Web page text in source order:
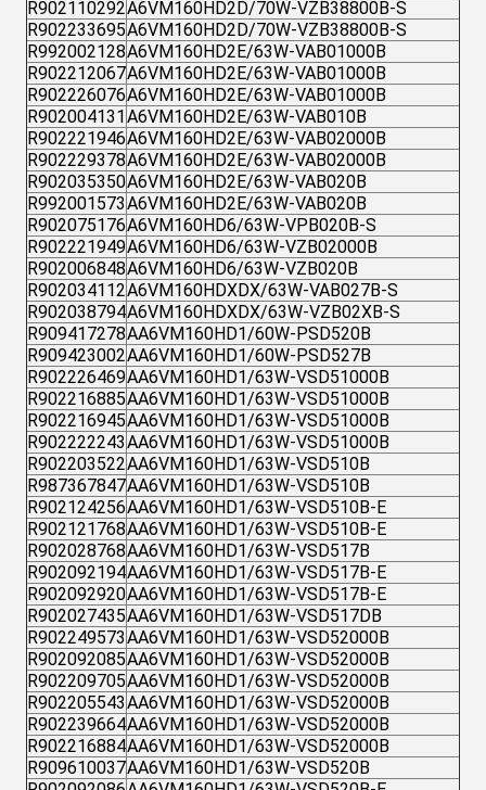
R902110292A6VM160HD2D/70W-VZB38800B-S
R902233695A6VM160HD2D/70W-VZB38800B-S
R992002128A6VM160HD2E/63W-VAB01000B
R902212067A6VM160HD2E/63W-VAB01000B
R902226076A6VM160HD2E/63W-VAB01000B
R902004131A6VM160HD2E/63W-VAB010B
R902221946A6VM160HD2E/63W-VAB02000B
R902229378A6VM160HD2E/63W-VAB02000B
R902035350A6VM160HD2E/63W-VAB020B
R992001573A6VM160HD2E/63W-VAB020B
R902075176A6VM160HD6/63W-VPB020B-S
R902221949A6VM160HD6/63W-VZB02000B
R902006848A6VM160HD6/63W-VZB020B
R902034112A6VM160HDXDX/63W-VAB027B-S
R902038794A6VM160HDXDX/63W-VZB02XB-S
R909417278AA6VM160HD1/60W-PSD520B
R909423002AA6VM160HD1/60W-PSD527B
R902226469AA6VM160HD1/63W-VSD51000B
R902216885AA6VM160HD1/63W-VSD51000B
R902216945AA6VM160HD1/63W-VSD51000B
R902222243AA6VM160HD1/63W-VSD51000B
R902203522AA6VM160HD1/63W-VSD510B
R987367847AA6VM160HD1/63W-VSD510B
R902124256AA6VM160HD1/63W-VSD510B-E
R902121768AA6VM160HD1/63W-VSD510B-E
R902028768AA6VM160HD1/63W-VSD517B
R902092194AA6VM160HD1/63W-VSD517B-E
R902092920AA6VM160HD1/63W-VSD517B-E
R902027435AA6VM160HD1/63W-VSD517DB
R902249573AA6VM160HD1/63W-VSD52000B
R902092085AA6VM160HD1/63W-VSD52000B
R902209705AA6VM160HD1/63W-VSD52000B
R902205543AA6VM160HD1/63W-VSD52000B
R902239664AA6VM160HD1/63W-VSD52000B
R902216884AA6VM160HD1/63W-VSD52000B
R909610037AA6VM160HD1/63W-VSD520B